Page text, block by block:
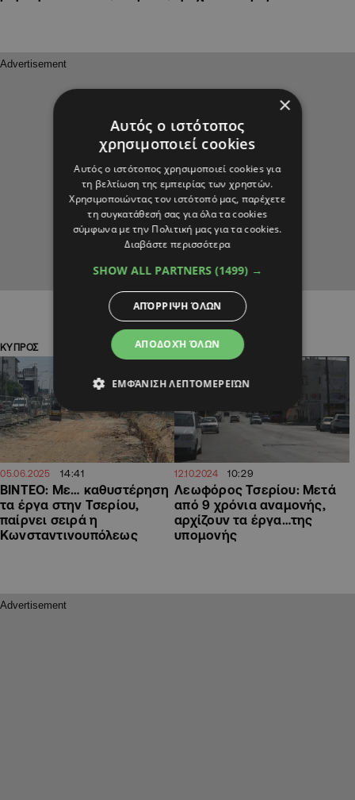
ΚΥΠΡΟΣ
05.06.2025 14:41
ΒΙΝΤΕΟ: Με… καθυστέρηση
τα έργα στην Τσερίου,
παίρνει σειρά η
Κωνσταντινουπόλεως
ΚΥΠΡΟΣ
12.10.2024 10:29
Λεωφόρος Τσερίου: Μετά
από 9 χρόνια αναμονής,
αρχίζουν τα έργα…της
υπομονής
×
Αυτός ο ιστότοπος
χρησιμοποιεί cookies
Αυτός ο ιστότοπος χρησιμοποιεί cookies για
τη βελτίωση της εμπειρίας των χρηστών.
Χρησιμοποιώντας τον ιστότοπό μας, παρέχετε
τη συγκατάθεσή σας για όλα τα cookies
σύμφωνα με την Πολιτική μας για τα cookies.
Διαβάστε περισσότερα
SHOW ALL PARTNERS (1499) →
ΑΠΟΔΟΧΉ ΌΛΩΝ
ΑΠΌΡΡΙΨΗ ΌΛΩΝ
ΕΜΦΆΝΙΣΗ ΛΕΠΤΟΜΕΡΕΙΏΝ